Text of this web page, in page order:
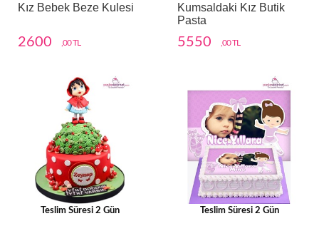
Kız Bebek Beze Kulesi
2600 ,00 TL
Kumsaldaki Kız Butik
Pasta
5550 ,00 TL
Teslim Süresi 2 Gün Teslim Süresi 2 Gün